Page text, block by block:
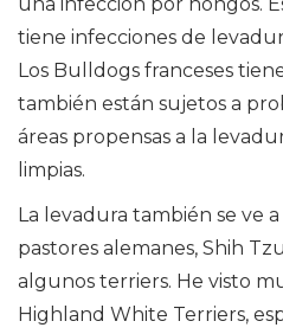
tiene infecciones de
Los Bulldogs franceses
también están sujetos a
áreas propensas a la
limpias.
La levadura también se ve
pastores alemanes, Shih
algunos terriers. He visto
Highland White Terriers,